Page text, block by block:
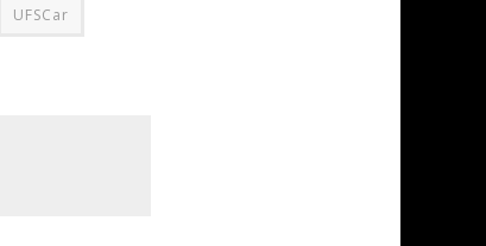
UFSCar